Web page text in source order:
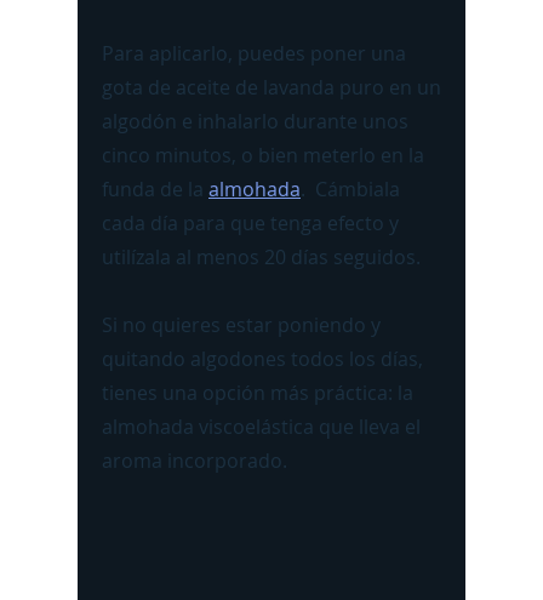
Para aplicarlo, puedes poner una
gota de aceite de lavanda puro en un
algodón e inhalarlo durante unos
cinco minutos, o bien meterlo en la
funda de la almohada. Cámbiala
cada día para que tenga efecto y
utilízala al menos 20 días seguidos.
Si no quieres estar poniendo y
quitando algodones todos los días,
tienes una opción más práctica: la
almohada viscoelástica que lleva el
aroma incorporado.